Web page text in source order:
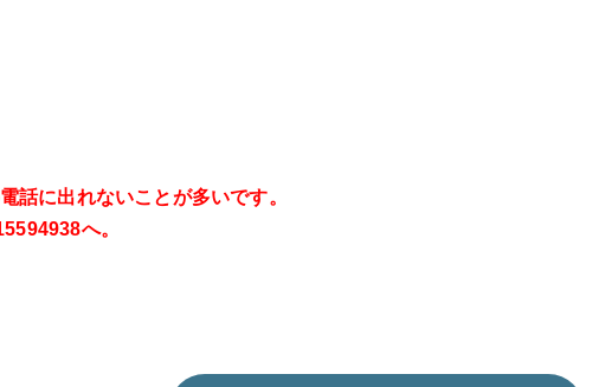
話に出れないことが多いです。
へ。